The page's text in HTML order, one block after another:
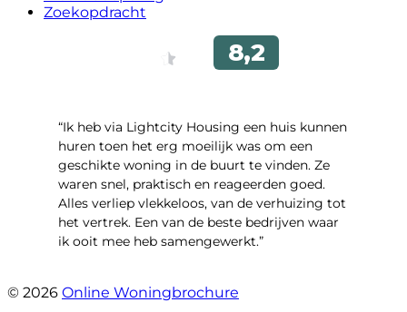
Zoekopdracht
“Ik heb via Lightcity Housing een huis kunnen
huren toen het erg moeilijk was om een ​​
geschikte woning in de buurt te vinden. Ze
waren snel, praktisch en reageerden goed.
Alles verliep vlekkeloos, van de verhuizing tot
het vertrek. Een van de beste bedrijven waar
ik ooit mee heb samengewerkt.”
© 2026 Online Woningbrochure